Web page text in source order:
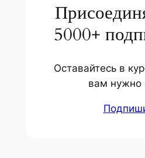
5000+
Оставайтесь в
вам нужно